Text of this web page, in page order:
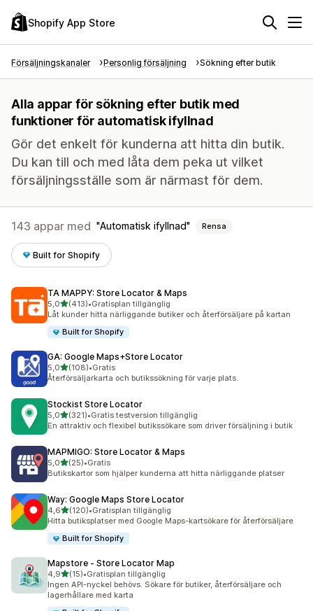
Shopify App Store
Försäljningskanaler Personlig försäljning Sökning efter butik
Alla appar för sökning efter butik med
funktioner för automatisk ifyllnad
Gör det enkelt för kunderna att hitta din butik.
Du kan till och med låta dem peka ut vilket
försäljningsställe som är närmast för dem.
143 appar med Automatisk ifyllnad Rensa
Built for Shopify
TA MAPPY: Store Locator & Maps
5,0av 5 stjärnor
(413)
413 recensioner totalt
•Gratisplan tillgänglig
Låt kunder hitta närliggande butiker och återförsäljare på kartan
Built for Shopify
GA: Google Maps+Store Locator
5,0av 5 stjärnor
(108)
108 recensioner totalt
•Gratis
Återförsäljarkarta och butikssökning för varje plats.
Stockist Store Locator
5,0av 5 stjärnor
(321)
321 recensioner totalt
•Gratis testversion tillgänglig
En attraktiv och flexibel butikssökare som driver försäljning i butik
MAPMIGO: Store Locator & Maps
5,0av 5 stjärnor
(25)
25 recensioner totalt
•Gratis
Butikskartor som hjälper kunderna att hitta närliggande platser
Way: Google Maps Store Locator
4,6av 5 stjärnor
(120)
120 recensioner totalt
•Gratisplan tillgänglig
Hitta butiksplatser med Google Maps-kartsökare för återförsäljare
Built for Shopify
Mapstore ‑ Store Locator Map
4,9av 5 stjärnor
(15)
15 recensioner totalt
•Gratisplan tillgänglig
Ingen API-nyckel behövs. Sökare för butiker, återförsäljare och
lagerhållare med karta